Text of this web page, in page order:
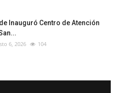
Inauguró Centro de Atención
6, 2026 104